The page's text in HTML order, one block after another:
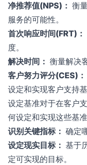
净推荐值(NPS)： 衡
服务的可能性。
首次响应时间(FRT)：
度。
解决时间： 衡量解决
客户努力评分(CES)：
设定和实现客户支持
设定基准对于在客户
何设定和实现这些基准
识别关键指标： 确定
设定现实目标： 基于
定可实现的目标。